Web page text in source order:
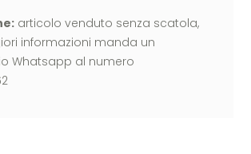
articolo venduto senza scatola,
informazioni manda un
Whatsapp al numero